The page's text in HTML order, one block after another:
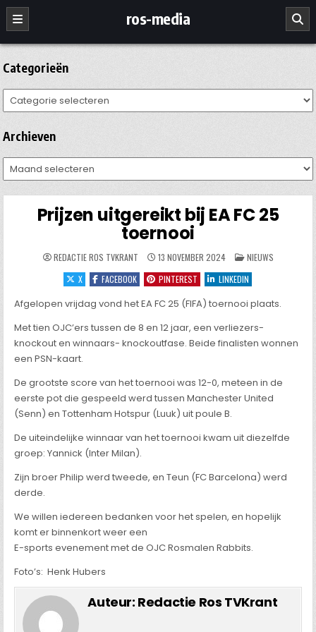
Ga
naar
de
inhoud
ros-media
Categorieën
Categorieën
Archieven
Archieven
Prijzen uitgereikt bij EA FC 25
toernooi
REDACTIE ROS TVKRANT 13 NOVEMBER 2024 GEPLAATST
IN
NIEUWS
X
FACEBOOK PINTEREST LINKEDIN
Afgelopen vrijdag vond het EA FC 25 (FIFA) toernooi plaats.
Met tien OJC’ers tussen de 8 en 12 jaar, een verliezers-
knockout en winnaars- knockoutfase. Beide finalisten wonnen
een PSN-kaart.
De grootste score van het toernooi was 12-0, meteen in de
eerste pot die gespeeld werd tussen Manchester United
(Senn) en Tottenham Hotspur (Luuk) uit poule B.
De uiteindelijke winnaar van het toernooi kwam uit diezelfde
groep: Yannick (Inter Milan).
Zijn broer Philip werd tweede, en Teun (FC Barcelona) werd
derde.
We willen iedereen bedanken voor het spelen, en hopelijk
komt er binnenkort weer een
E-sports evenement met de OJC Rosmalen Rabbits.
Foto’s: Henk Hubers
Auteur: Redactie Ros TVKrant